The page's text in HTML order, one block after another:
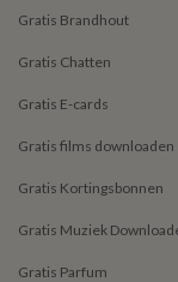
Gratis Brandhout
Gratis Chatten
Gratis E-cards
Gratis films downloaden
Gratis Kortingsbonnen
Gratis Muziek
Gratis Parfum